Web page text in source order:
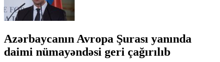
Azərbaycanın Avropa Şurası yanında
daimi nümayəndəsi geri çağırılıb